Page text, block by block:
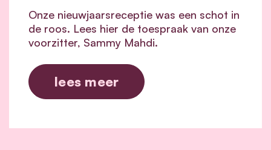
Onze nieuwjaarsreceptie was een schot in
de roos. Lees hier de toespraak van onze
voorzitter, Sammy Mahdi.
lees meer